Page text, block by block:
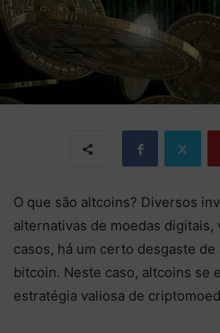
O que são altcoins? Diversos
alternativas de moedas digitais,
casos, há um certo desgaste
bitcoin. Neste caso, altcoins se
estratégia valiosa de